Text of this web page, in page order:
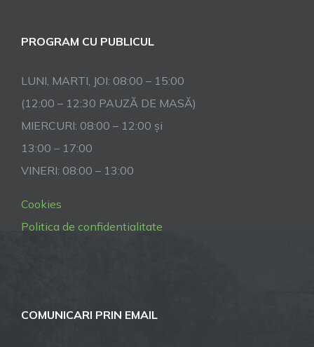
PROGRAM CU PUBLICUL
LUNI, MARTI, JOI: 08:00 – 15:00
(12:00 – 12:30 PAUZĂ DE MASĂ)
MIERCURI: 08:00 – 12:00 și
13:00 – 17:00
VINERI: 08:00 – 13:00
Cookies
Politica de confidentialitate
COMUNICARI PRIN EMAIL